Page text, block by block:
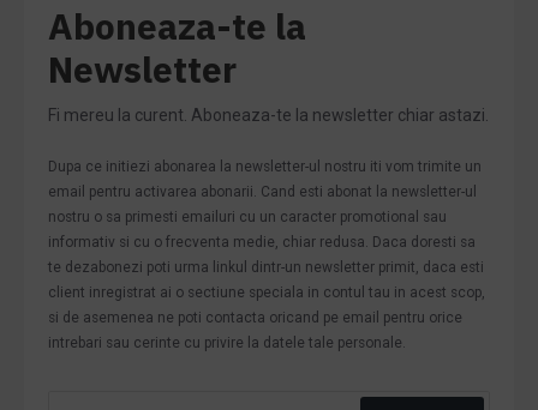
Aboneaza-te la
Newsletter
Fi mereu la curent. Aboneaza-te la newsletter chiar astazi.
Dupa ce initiezi abonarea la newsletter-ul nostru iti vom trimite un
email pentru activarea abonarii. Cand esti abonat la newsletter-ul
nostru o sa primesti emailuri cu un caracter promotional sau
informativ si cu o frecventa medie, chiar redusa. Daca doresti sa
te dezabonezi poti urma linkul dintr-un newsletter primit, daca esti
client inregistrat ai o sectiune speciala in contul tau in acest scop,
si de asemenea ne poti contacta oricand pe email pentru orice
intrebari sau cerinte cu privire la datele tale personale.